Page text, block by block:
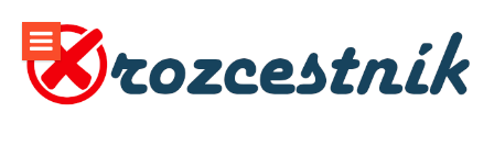
obsah